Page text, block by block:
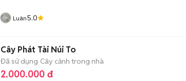
Luân5.0
Cây Phát Tài Núi To
Đã sử dụng Cây cảnh trong nhà
2.000.000 đ